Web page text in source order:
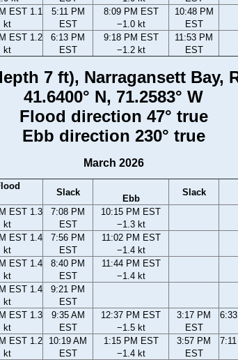
EST 1.1
kt
5:11 PM
EST
8:09 PM EST
−1.0 kt
10:48 PM
EST
EST 1.2
kt
6:13 PM
EST
9:18 PM EST
−1.2 kt
11:53 PM
EST
7 ft), Narragansett Bay,
41.6400° N, 71.2583° W
Flood direction 47° true
Ebb direction 230° true
March 2026
Slack
Ebb
Slack
EST 1.3
kt
7:08 PM
EST
10:15 PM EST
−1.3 kt
EST 1.4
kt
7:56 PM
EST
11:02 PM EST
−1.4 kt
EST 1.4
kt
8:40 PM
EST
11:44 PM EST
−1.4 kt
EST 1.4
kt
9:21 PM
EST
EST 1.3
kt
9:35 AM
EST
12:37 PM EST
−1.5 kt
3:17 PM
EST
EST 1.2
kt
10:19 AM
EST
1:15 PM EST
−1.4 kt
3:57 PM
EST